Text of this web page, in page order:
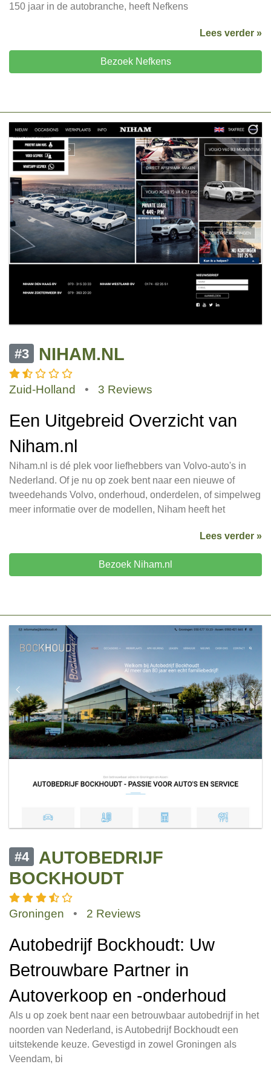
150 jaar in de autobranche, heeft Nefkens
Lees verder »
Bezoek Nefkens
#3 NIHAM.NL
Zuid-Holland • 3 Reviews
Een Uitgebreid Overzicht van
Niham.nl
Niham.nl is dé plek voor liefhebbers van Volvo-auto's in
Nederland. Of je nu op zoek bent naar een nieuwe of
tweedehands Volvo, onderhoud, onderdelen, of simpelweg
meer informatie over de modellen, Niham heeft het
Lees verder »
Bezoek Niham.nl
#4
AUTOBEDRIJF
BOCKHOUDT
Groningen • 2 Reviews
Autobedrijf Bockhoudt: Uw
Betrouwbare Partner in
Autoverkoop en -onderhoud
Als u op zoek bent naar een betrouwbaar autobedrijf in het
noorden van Nederland, is Autobedrijf Bockhoudt een
uitstekende keuze. Gevestigd in zowel Groningen als
Veendam, bi